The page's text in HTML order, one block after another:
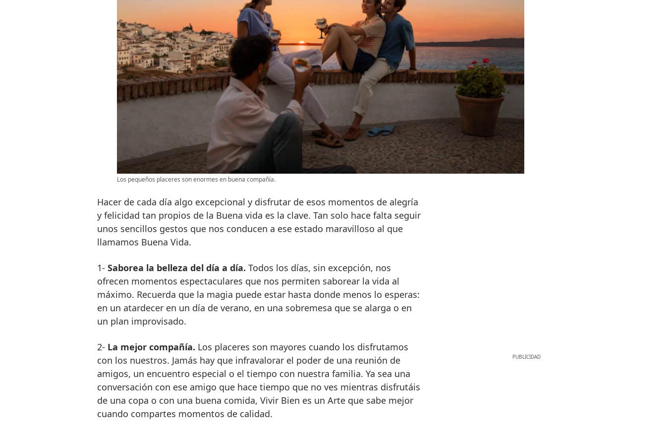
Los pequeños placeres son enormes en buena compañía.
Hacer de cada día algo excepcional y disfrutar de esos momentos de alegría
y felicidad tan propios de la Buena vida es la clave. Tan solo hace falta seguir
unos sencillos gestos que nos conducen a ese estado maravilloso al que
llamamos Buena Vida.
1- Saborea la belleza del día a día. Todos los días, sin excepción, nos
ofrecen momentos espectaculares que nos permiten saborear la vida al
máximo. Recuerda que la magia puede estar hasta donde menos lo esperas:
en un atardecer en un día de verano, en una sobremesa que se alarga o en
un plan improvisado.
2- La mejor compañía. Los placeres son mayores cuando los disfrutamos
con los nuestros. Jamás hay que infravalorar el poder de una reunión de
amigos, un encuentro especial o el tiempo con nuestra familia. Ya sea una
conversación con ese amigo que hace tiempo que no ves mientras disfrutáis
de una copa o con una buena comida, Vivir Bien es un Arte que sabe mejor
cuando compartes momentos de calidad.